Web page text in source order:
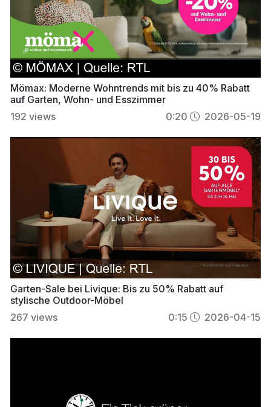
Mömax: Moderne Wohntrends mit bis zu 40% Rabatt
auf Garten, Wohn- und Esszimmer
192 views 0:20 2026-05-19
Garten-Sale bei Livique: Bis zu 50% Rabatt auf
stylische Outdoor-Möbel
267 views 0:15 2026-04-15